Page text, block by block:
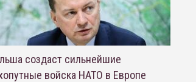
создаст сильнейшие
войска НАТО в Европе